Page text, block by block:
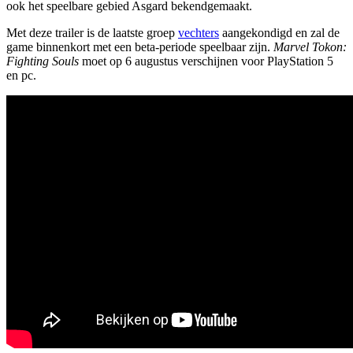
ook het speelbare gebied Asgard bekendgemaakt.
Met deze trailer is de laatste groep vechters aangekondigd en zal de
game binnenkort met een beta-periode speelbaar zijn. Marvel Tokon:
Fighting Souls moet op 6 augustus verschijnen voor PlayStation 5
en pc.